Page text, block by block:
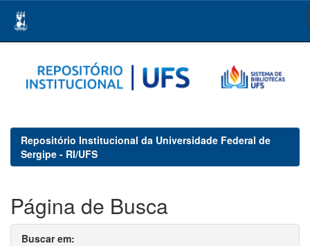
navigation
Repositório Institucional da Universidade Federal de
Sergipe - RI/UFS
Página de Busca
Buscar em: